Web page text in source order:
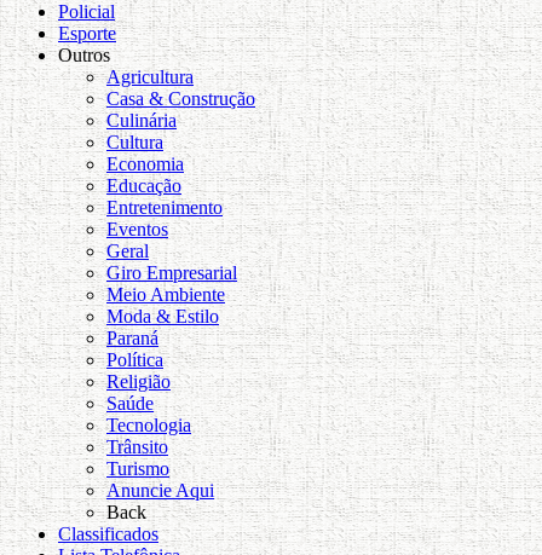
Policial
Esporte
Outros
Agricultura
Casa & Construção
Culinária
Cultura
Economia
Educação
Entretenimento
Eventos
Geral
Giro Empresarial
Meio Ambiente
Moda & Estilo
Paraná
Política
Religião
Saúde
Tecnologia
Trânsito
Turismo
Anuncie Aqui
Back
Classificados